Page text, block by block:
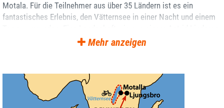
Motala. Für die Teilnehmer aus über 35 Ländern ist es ein
fantastisches Erlebnis, den Vätternsee in einer Nacht und einem
Film und eine bestens organisierte 315-km-Radtour machen die
euch.
Feine Sportlerunterkunft in Ljungsbro mit
Mehr anzeigen